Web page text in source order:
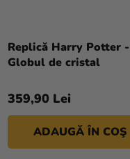
Replică Harry Potter -
Globul de cristal
359,90 Lei
ADAUGĂ ÎN COŞ